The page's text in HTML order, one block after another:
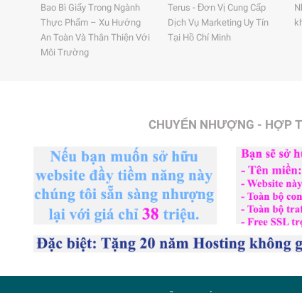
Bao Bì Giấy Trong Ngành
Thực Phẩm – Xu Hướng
An Toàn Và Thân Thiện Với
Môi Trường
Terus - Đơn Vị Cung Cấp
Dịch Vụ Marketing Uy Tín
Tại Hồ Chí Minh
CHUYỂN NHƯỢNG - HỢP